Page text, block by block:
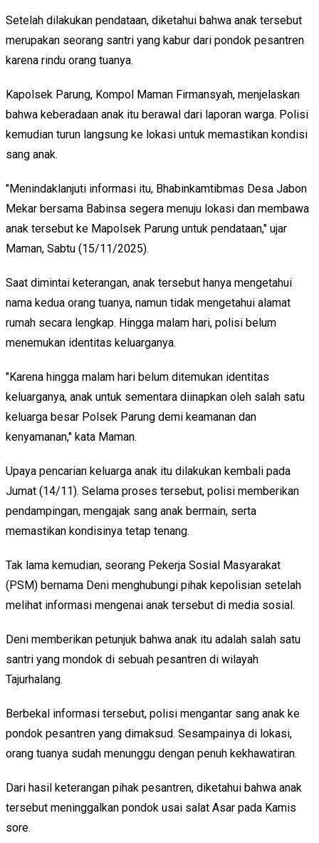
Setelah dilakukan pendataan, diketahui bahwa anak tersebut
merupakan seorang santri yang kabur dari pondok pesantren
karena rindu orang tuanya.
Kapolsek Parung, Kompol Maman Firmansyah, menjelaskan
bahwa keberadaan anak itu berawal dari laporan warga. Polisi
kemudian turun langsung ke lokasi untuk memastikan kondisi
sang anak.
"Menindaklanjuti informasi itu, Bhabinkamtibmas Desa Jabon
Mekar bersama Babinsa segera menuju lokasi dan membawa
anak tersebut ke Mapolsek Parung untuk pendataan," ujar
Maman, Sabtu (15/11/2025).
Saat dimintai keterangan, anak tersebut hanya mengetahui
nama kedua orang tuanya, namun tidak mengetahui alamat
rumah secara lengkap. Hingga malam hari, polisi belum
menemukan identitas keluarganya.
"Karena hingga malam hari belum ditemukan identitas
keluarganya, anak untuk sementara diinapkan oleh salah satu
keluarga besar Polsek Parung demi keamanan dan
kenyamanan," kata Maman.
Upaya pencarian keluarga anak itu dilakukan kembali pada
Jumat (14/11). Selama proses tersebut, polisi memberikan
pendampingan, mengajak sang anak bermain, serta
memastikan kondisinya tetap tenang.
Tak lama kemudian, seorang Pekerja Sosial Masyarakat
(PSM) bernama Deni menghubungi pihak kepolisian setelah
melihat informasi mengenai anak tersebut di media sosial.
Deni memberikan petunjuk bahwa anak itu adalah salah satu
santri yang mondok di sebuah pesantren di wilayah
Tajurhalang.
Berbekal informasi tersebut, polisi mengantar sang anak ke
pondok pesantren yang dimaksud. Sesampainya di lokasi,
orang tuanya sudah menunggu dengan penuh kekhawatiran.
Dari hasil keterangan pihak pesantren, diketahui bahwa anak
tersebut meninggalkan pondok usai salat Asar pada Kamis
sore.